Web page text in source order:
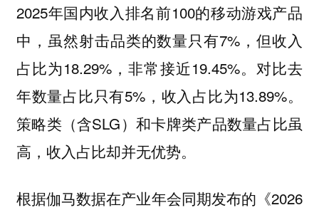
2025年国内收入排名前100的移动游戏产品
中，虽然射击品类的数量只有7%，但收入
占比为18.29%，非常接近19.45%。对比去
年数量占比只有5%，收入占比为13.89%。
策略类（含SLG）和卡牌类产品数量占比虽
高，收入占比却并无优势。
根据伽马数据在产业年会同期发布的《2026